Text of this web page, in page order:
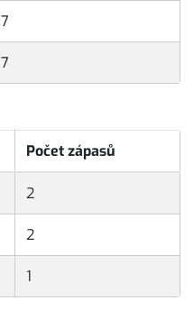
7
7
Počet zápasů
2
2
1